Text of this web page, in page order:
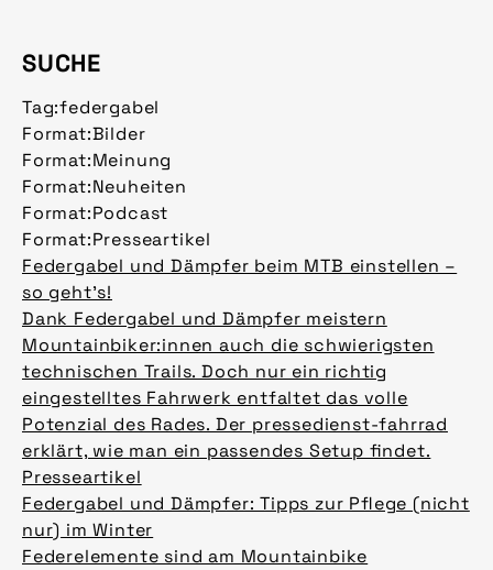
SUCHE
Tag:federgabel
Format:Bilder
Format:Meinung
Format:Neuheiten
Format:Podcast
Format:Presseartikel
Federgabel und Dämpfer beim MTB einstellen –
so geht’s!
Dank Federgabel und Dämpfer meistern
Mountainbiker:innen auch die schwierigsten
technischen Trails. Doch nur ein richtig
eingestelltes Fahrwerk entfaltet das volle
Potenzial des Rades. Der pressedienst-fahrrad
erklärt, wie man ein passendes Setup findet.
Presseartikel
Federgabel und Dämpfer: Tipps zur Pflege (nicht
nur) im Winter
Federelemente sind am Mountainbike